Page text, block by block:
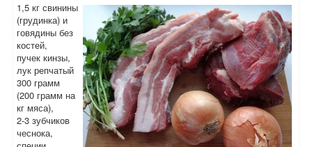
1,5 кг свинины
(грудинка) и
говядины без
костей,
пучек кинзы,
лук репчатый
300 грамм
(200 грамм на
кг мяса),
2-3 зубчиков
чеснока,